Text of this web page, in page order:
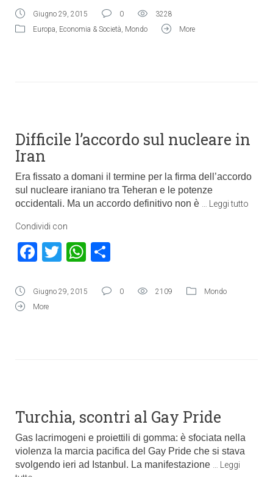
Giugno 29, 2015 0
3228
Europa, Economia & Società, Mondo More
Difficile l’accordo sul nucleare in
Iran
Era fissato a domani il termine per la firma dell’accordo
sul nucleare iraniano tra Teheran e le potenze
occidentali. Ma un accordo definitivo non è
Leggi tutto
Condividi con
Facebook
TwitterWhatsApp
Giugno 29, 2015 0 2109
Mondo
More
Turchia, scontri al Gay Pride
Gas lacrimogeni e proiettili di gomma: è sfociata nella
violenza la marcia pacifica del Gay Pride che si stava
svolgendo ieri ad Istanbul. La manifestazione
Leggi